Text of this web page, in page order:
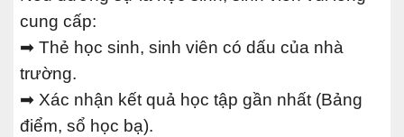
cung cấp:
➡ Thẻ học sinh, sinh viên có dấu của nhà
trường.
➡ Xác nhận kết quả học tập gần nhất (Bảng
điểm, sổ học bạ).